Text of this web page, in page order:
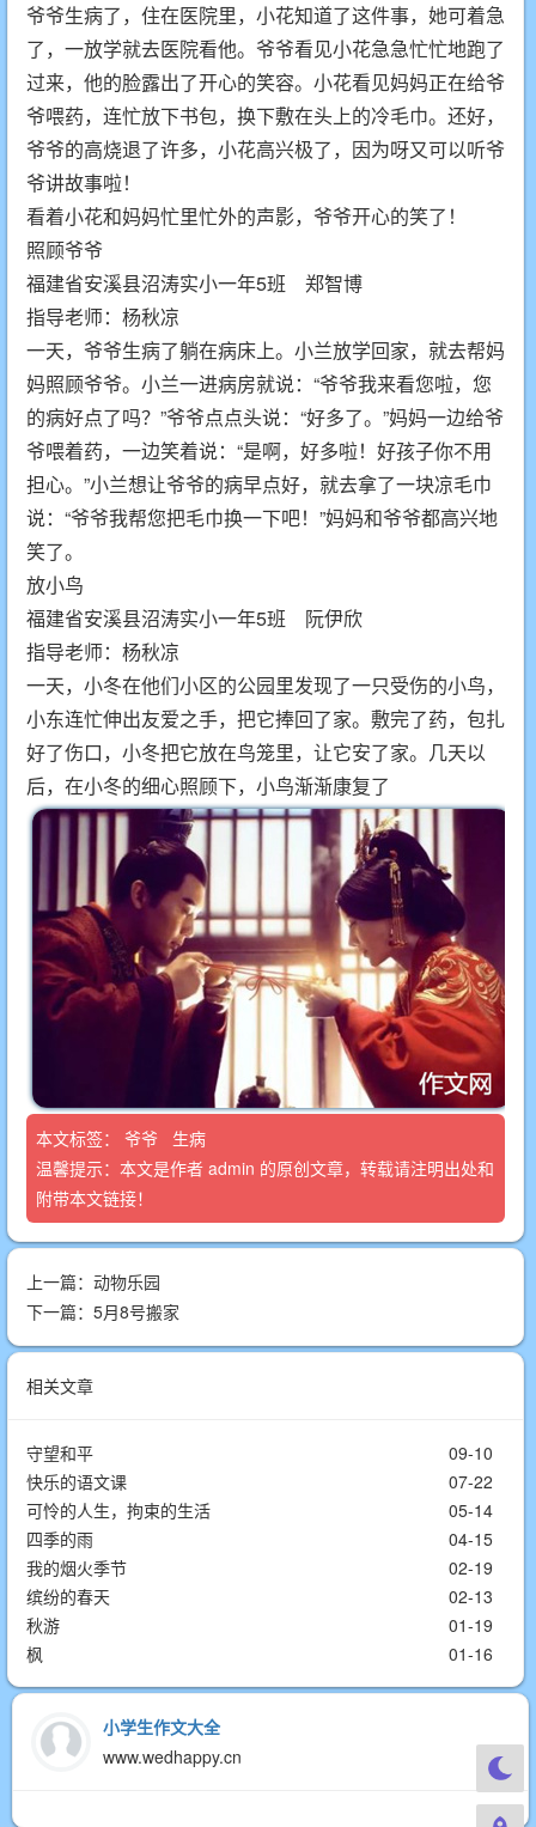
爷爷生病了，住在医院里，小花知道了这件事，她可着急
了，一放学就去医院看他。爷爷看见小花急急忙忙地跑了
过来，他的脸露出了开心的笑容。小花看见妈妈正在给爷
爷喂药，连忙放下书包，换下敷在头上的冷毛巾。还好，
爷爷的高烧退了许多，小花高兴极了，因为呀又可以听爷
爷讲故事啦！
看着小花和妈妈忙里忙外的声影，爷爷开心的笑了！
照顾爷爷
福建省安溪县沼涛实小一年5班 郑智博
指导老师：杨秋凉
一天，爷爷生病了躺在病床上。小兰放学回家，就去帮妈
妈照顾爷爷。小兰一进病房就说：“爷爷我来看您啦，您
的病好点了吗？”爷爷点点头说：“好多了。”妈妈一边给爷
爷喂着药，一边笑着说：“是啊，好多啦！好孩子你不用
担心。”小兰想让爷爷的病早点好，就去拿了一块凉毛巾
说：“爷爷我帮您把毛巾换一下吧！”妈妈和爷爷都高兴地
笑了。
放小鸟
福建省安溪县沼涛实小一年5班 阮伊欣
指导老师：杨秋凉
一天，小冬在他们小区的公园里发现了一只受伤的小鸟，
小东连忙伸出友爱之手，把它捧回了家。敷完了药，包扎
好了伤口，小冬把它放在鸟笼里，让它安了家。几天以
后，在小冬的细心照顾下，小鸟渐渐康复了
本文标签： 爷爷
生病
温馨提示：本文是作者 admin 的原创文章，转载请注明出处和
附带本文链接！
上一篇： 动物乐园
下一篇： 5月8号搬家
相关文章
09-10
守望和平
07-22
快乐的语文课
05-14
可怜的人生，拘束的生活
04-15
四季的雨
02-19
我的烟火季节
02-13
缤纷的春天
01-19
秋游
01-16
枫
小学生作文大全
www.wedhappy.cn